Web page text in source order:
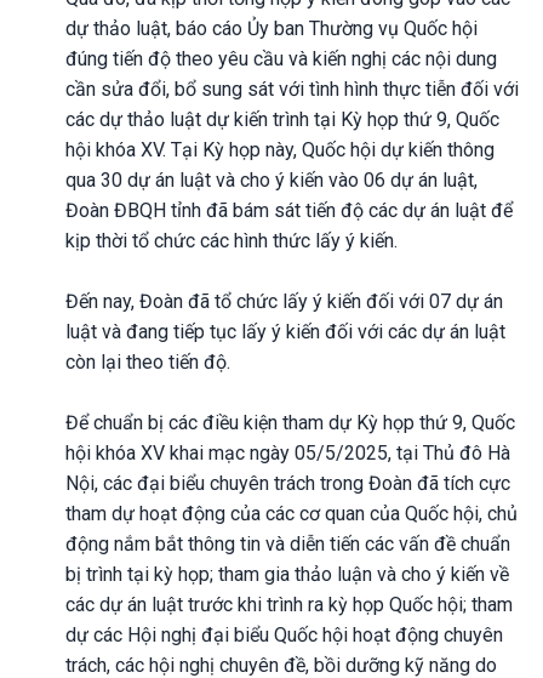
dự thảo luật, báo cáo Ủy ban Thường vụ Quốc hội
đúng tiến độ theo yêu cầu và kiến nghị các nội dung
cần sửa đổi, bổ sung sát với tình hình thực tiễn đối với
các dự thảo luật dự kiến trình tại Kỳ họp thứ 9, Quốc
hội khóa XV. Tại Kỳ họp này, Quốc hội dự kiến thông
qua 30 dự án luật và cho ý kiến vào 06 dự án luật,
Đoàn ĐBQH tỉnh đã bám sát tiến độ các dự án luật để
kịp thời tổ chức các hình thức lấy ý kiến.
Đến nay, Đoàn đã tổ chức lấy ý kiến đối với 07 dự án
luật và đang tiếp tục lấy ý kiến đối với các dự án luật
còn lại theo tiến độ.
Để chuẩn bị các điều kiện tham dự Kỳ họp thứ 9, Quốc
hội khóa XV khai mạc ngày 05/5/2025, tại Thủ đô Hà
Nội, các đại biểu chuyên trách trong Đoàn đã tích cực
tham dự hoạt động của các cơ quan của Quốc hội, chủ
động nắm bắt thông tin và diễn tiến các vấn đề chuẩn
bị trình tại kỳ họp; tham gia thảo luận và cho ý kiến về
các dự án luật trước khi trình ra kỳ họp Quốc hội; tham
dự các Hội nghị đại biểu Quốc hội hoạt động chuyên
trách, các hội nghị chuyên đề, bồi dưỡng kỹ năng do